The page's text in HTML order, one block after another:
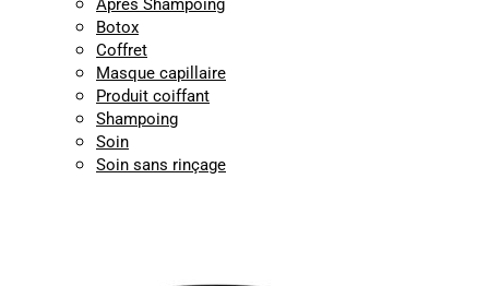
Après Shampoing
Botox
Coffret
Masque capillaire
Produit coiffant
Shampoing
Soin
Soin sans rinçage